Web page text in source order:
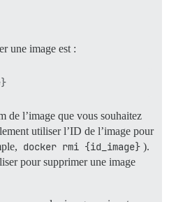
une image est :
de l’image que vous souhaitez
utiliser l’ID de l’image pour
docker rmi {id_image} ).
pour supprimer une image